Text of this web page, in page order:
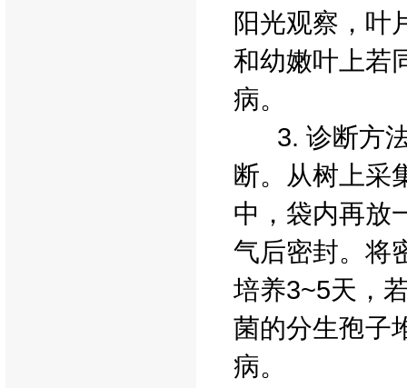
阳光观察，叶
和幼嫩叶上若
病。
3. 诊断方法
断。从树上采
中，袋内再放
气后密封。将
培养3~5天，
菌的分生孢子
病。